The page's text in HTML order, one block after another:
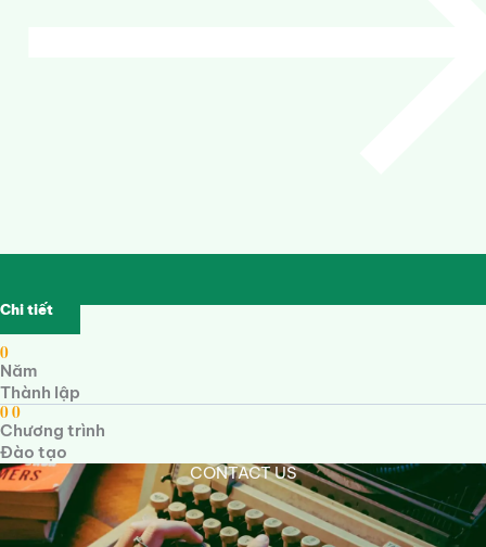
Chi tiết
0
Năm
Thành lập
00
Chương trình
Đào tạo
CONTACT US